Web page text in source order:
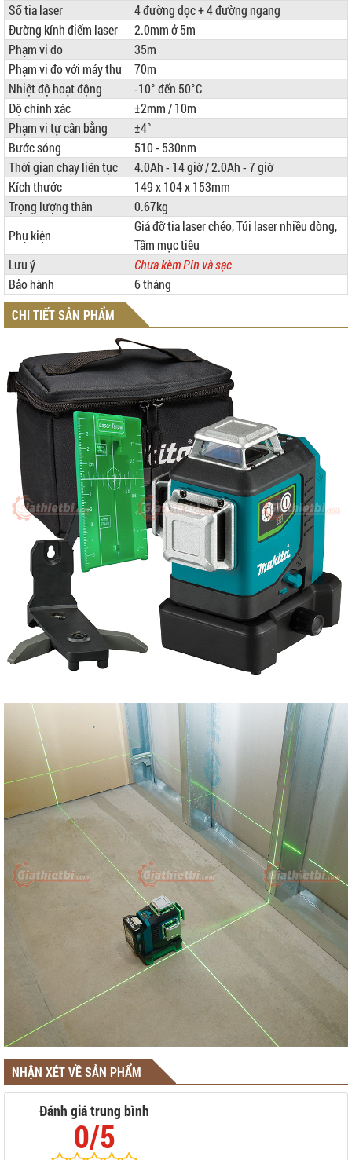
Số tia laser
4 đường dọc + 4 đường ngang
Đường kính điểm laser
2.0mm ở 5m
Phạm vi đo
35m
Phạm vi đo với máy thu
70m
Nhiệt độ hoạt động
-10° đến 50°C
Độ chính xác
±2mm / 10m
Phạm vi tự cân bằng
±4°
Bước sóng
510 - 530nm
Thời gian chạy liên tục
4.0Ah - 14 giờ / 2.0Ah - 7 giờ
Kích thước
149 x 104 x 153mm
Trọng lượng thân
0.67kg
Phụ kiện
Giá đỡ tia laser chéo, Túi laser nhiều dòng,
Tấm mục tiêu
Lưu ý
Chưa kèm Pin và sạc
Bảo hành
6 tháng
CHI TIẾT SẢN PHẨM
NHẬN XÉT VỀ SẢN PHẨM
Đánh giá trung bình
0/5